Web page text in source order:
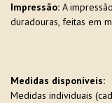
Impressão: A
duradouras, feitas em
Medidas disponíveis:
Medidas individuais